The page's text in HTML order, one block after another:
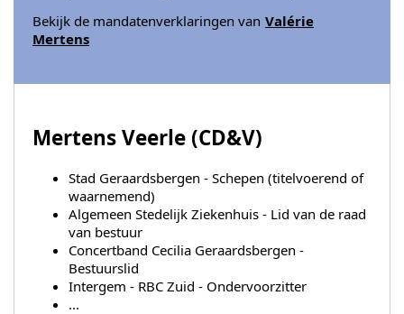
Bekijk de mandatenverklaringen van Valérie
Mertens
Mertens Veerle (CD&V)
Stad Geraardsbergen - Schepen (titelvoerend of
waarnemend)
Algemeen Stedelijk Ziekenhuis - Lid van de raad
van bestuur
Concertband Cecilia Geraardsbergen -
Bestuurslid
Intergem - RBC Zuid - Ondervoorzitter
...